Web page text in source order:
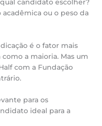
candidato escolher?
acadêmica ou o peso da
é o fator mais
a maioria. Mas um
com a Fundação
para os
ideal para a